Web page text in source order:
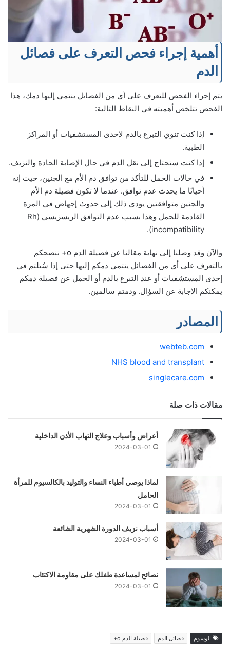
أهمية إجراء فحص التعرف على فصائل
الدم
يتم إجراء الفحص للتعرف على أي من الفصائل ينتمي إليها دمك، هذا
الفحص تتلخص أهميته في النقاط التالية:
إذا كنت تنوي التبرع بالدم لإحدى المستشفيات أو المراكز
الطبية.
إذا كنت ستحتاج إلى نقل الدم في حال الإصابة الحادة والنزيف.
في حالات الحمل للتأكد من توافق دم الأم مع الجنين، حيث إنه
أحيانًا ما يحدث عدم توافق. عندما لا تكون فصيلة دم الأم
والجنين متوافقتين يؤدي ذلك إلى حدوث إجهاض في المرة
القادمة للحمل وهذا بسبب عدم التوافق الريسزيسي (Rh
incompatibility).
والآن وقد وصلنا إلى نهاية مقالنا عن فصيلة الدم o+ ننصحكم
بالتعرف على أي من الفصائل ينتمي دمكم إليها حتى إذا سُئلتم في
إحدى المستشفيات أو عند التبرع بالدم أو الحمل عن فصيلة دمكم
يمكنكم الإجابة عن السؤال. ودمتم سالمين.
المصادر
webteb.com
NHS blood and transplant
singlecare.com
مقالات ذات صلة
أعراض وأسباب وعلاج التهاب الأذن الداخلية
2024-03-01
لماذا يوصي أطباء النساء والتوليد بالكالسيوم للمرأة
الحامل
2024-03-01
أسباب نزيف الدورة الشهرية الشائعة
2024-03-01
نصائح لمساعدة طفلك على مقاومة الاكتئاب
2024-03-01
الوسوم فصائل الدم فصيلة الدم o+